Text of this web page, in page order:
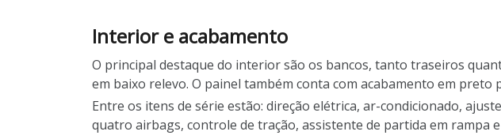
Interior e acabamento
O principal destaque do interior são os bancos, tanto traseiros
em baixo relevo. O painel também conta com acabamento em preto
Entre os itens de série estão: direção elétrica, ar-condicionado,
quatro airbags, controle de tração, assistente de partida em rampa